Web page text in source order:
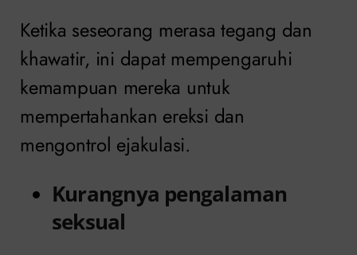
Ketika seseorang merasa tegang dan
khawatir, ini dapat mempengaruhi
kemampuan mereka untuk
mempertahankan ereksi dan
mengontrol ejakulasi.
Kurangnya pengalaman
seksual